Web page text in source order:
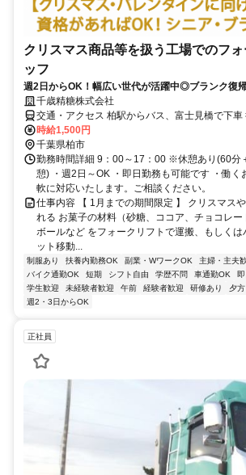
クリスマス商品等を扱う工場でのフ
ッフ
週2日からOK！幅広い世代が活躍中◎ブランク復
千歳精糖株式会社
交通・アクセス 柏駅からバス、富士見橋で下車
時給1,500円
千葉県柏市
勤務時間詳細 9：00～17：00 ※休憩あり(60分
憩) ・週2日～OK ・即日勤務も可能です ・働く
軟に対応いたします。ご相談ください。
仕事内容 【 1月までの期間限定 】 クリスマス
れる お菓子の材料（砂糖、ココア、チョコレ
ボールなど をフォークリフトで運搬、もしくは
ット移動...
制服あり 扶養内勤務OK 副業・WワークOK 主婦・主夫
バイク通勤OK
短期 シフト自由 学歴不問 車通勤OK
学生歓迎
未経験者歓迎 午前 経験者歓迎 研修あり 夕方
週2・3日からOK
正社員